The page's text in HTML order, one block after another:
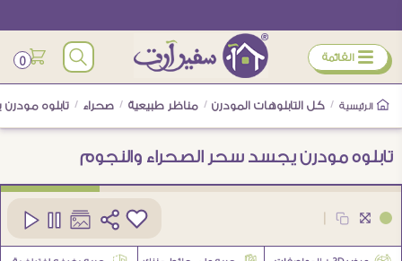
ÿ القائمة 0
الرئيسية / كل التابلوهات المودرن / مناظر طبيعية / صحراء / تابلوه
تابلوه مودرن يجسد سحر الصحراء والنجوم